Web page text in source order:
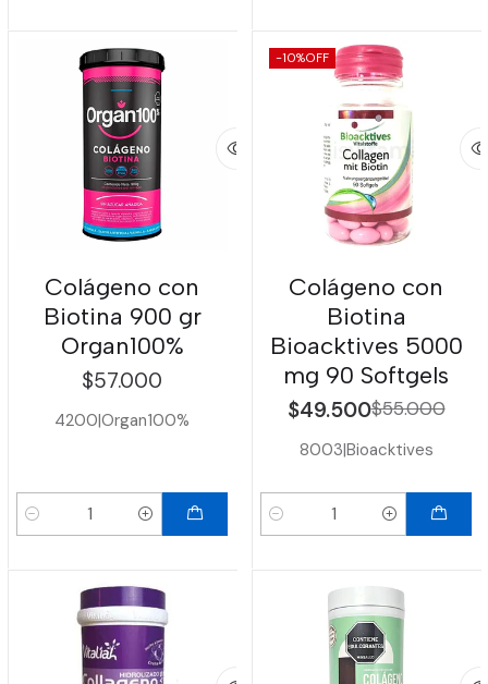
Colágeno con
Biotina 900 gr
Organ100%
$57.000
4200|Organ100%
Cantidad
-10%OFF
Colágeno con
Biotina
Bioacktives 5000
mg 90 Softgels
$49.500$55.000
8003|Bioacktives
Cantidad